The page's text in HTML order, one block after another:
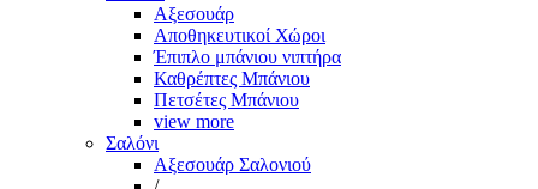
Αξεσουάρ
Αποθηκευτικοί Χώροι
Έπιπλο μπάνιου νιπτήρα
Καθρέπτες Μπάνιου
Πετσέτες Μπάνιου
view more
Σαλόνι
Αξεσουάρ Σαλονιού